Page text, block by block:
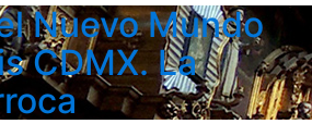
Nuevo Mundo
CDMX. La